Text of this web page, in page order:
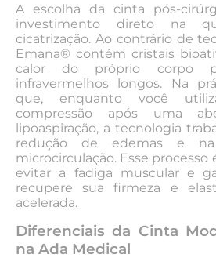
A escolha da cinta pós-
investimento direto na
cicatrização. Ao contrário de
Emana® contém cristais
calor do próprio corpo
infravermelhos longos. Na
que, enquanto você
compressão após uma
lipoaspiração, a tecnologia
redução de edemas e
microcirculação. Esse
evitar a fadiga muscular e
recupere sua firmeza e
acelerada.
Diferenciais da Cinta
na Ada Medical